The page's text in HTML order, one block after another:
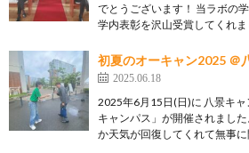
でとうございます！ 当ラボの
学内表彰を沢山受賞してくれ
初夏のオーキャン2025 ＠
2025.06.18
2025年6月15日(日)に 八景キ
キャンパス」が開催されまし
か天気が回復してくれて無事